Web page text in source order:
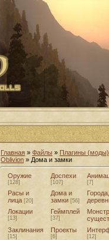
Главная » Файлы » Плагины
Oblivion » Дома и замки
Оружие
[128]
Доспехи
[107] [7]
Расы и
лица [20]
Дома и
замки [56]
Города,
Локации
[13]
Геймплей
[37]
Заклинания
[15]
Проекты
[6] [12]